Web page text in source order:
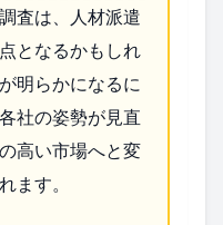
査は、人材派遣
となるかもしれ
明らかになるに
社の姿勢が見直
高い市場へと変
ます。